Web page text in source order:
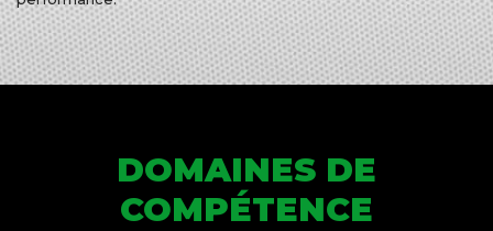
DOMAINES DE
COMPÉTENCE